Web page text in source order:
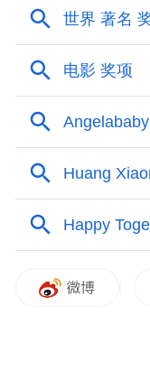
红的没道理？
从童星到“人气
部分粉丝是随
光，才觉察到
曹》中的打嗝
懵懂似灰姑娘